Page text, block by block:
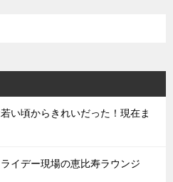
い頃からきれいだった！現在ま
イデー現場の恵比寿ラウンジ